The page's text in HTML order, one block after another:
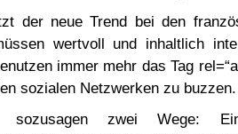
der neue Trend bei den
wertvoll und inhaltlich
immer mehr das Tag
sozialen Netzwerken zu buzzen.
zwei Wege: